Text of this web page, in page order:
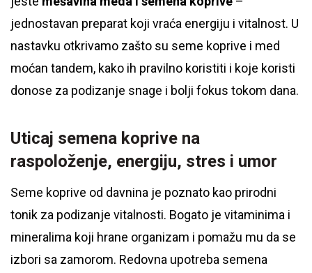
jednostavan preparat koji vraća energiju i vitalnost. U
nastavku otkrivamo zašto su seme koprive i med
moćan tandem, kako ih pravilno koristiti i koje koristi
donose za podizanje snage i bolji fokus tokom dana.
Uticaj semena koprive na
raspoloženje, energiju, stres i umor
Seme koprive od davnina je poznato kao prirodni
tonik za podizanje vitalnosti. Bogato je vitaminima i
mineralima koji hrane organizam i pomažu mu da se
izbori sa zamorom. Redovna upotreba semena